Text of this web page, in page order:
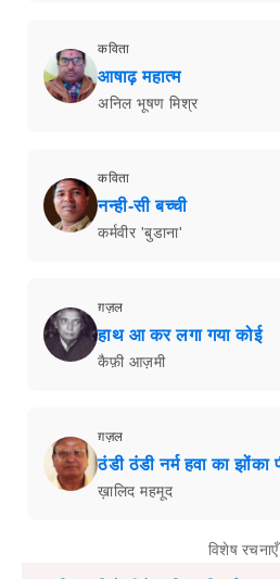
कविता
आषाढ़ महात्म
अनिल भूषण मिश्र
कविता
नन्ही-सी बच्ची
कर्मवीर 'बुडाना'
ग़ज़ल
हाथ आ कर लगा गया कोई
कैफ़ी आज़मी
ग़ज़ल
ठंडी ठंडी नर्म हवा का झोंका
ख़ालिद महमूद
विशेष रचनाएँ